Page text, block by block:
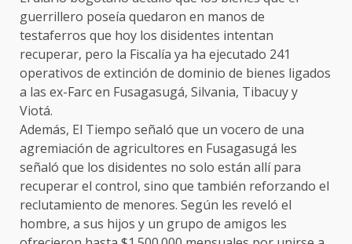
guerrillero poseía quedaron en manos de
testaferros que hoy los disidentes intentan
recuperar, pero la Fiscalía ya ha ejecutado 241
operativos de extinción de dominio de bienes ligados
a las ex-Farc en Fusagasugá, Silvania, Tibacuy y
Viotá.
Además, El Tiempo señaló que un vocero de una
agremiación de agricultores en Fusagasugá les
señaló que los disidentes no solo están allí para
recuperar el control, sino que también reforzando el
reclutamiento de menores. Según les reveló el
hombre, a sus hijos y un grupo de amigos les